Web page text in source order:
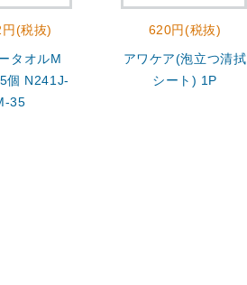
(税抜)
タオルM
個 N241J-
35
620円(税抜)
アワケア(泡立つ清拭
シート) 1P